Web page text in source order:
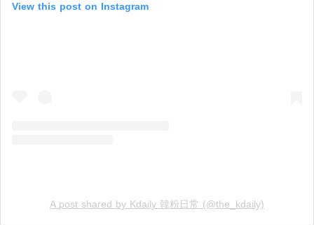
View this post on Instagram
A post shared by Kdaily 韓粉日常 (@the_kdaily)